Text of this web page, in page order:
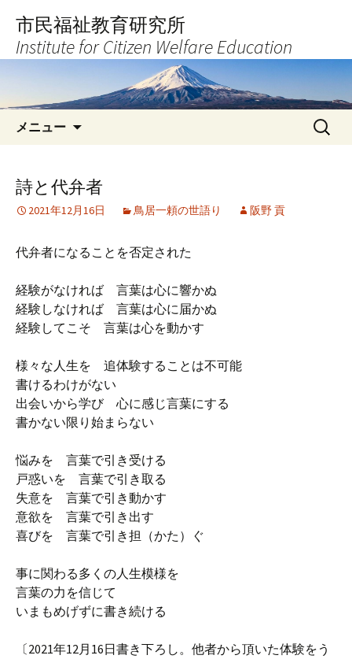
へ
キ
市民福祉教育研究所
Institute for Citizen Welfare Education
メニュー
検
索:
詩と代弁者
2021年12月16日 鳥居一頼の世語り 阪野 貢
代弁者になることを否定された
経験がなければ 言葉は心に響かぬ
経験しなければ 言葉は心に届かぬ
経験してこそ 言葉は心を動かす
様々な人生を 追体験することは不可能
書けるわけがない
出会いから学び 心に感じ言葉にする
書かない限り始まらない
悩みを 言葉で引き受ける
戸惑いを 言葉で引き取る
失意を 言葉で引き動かす
意欲を 言葉で引き出す
喜びを 言葉で引き担（かた）ぐ
事に関わる多くの人生模様を
言葉の力を信じて
いまもめげずに書き続ける
〔2021年12月16日書き下ろし。他者から頂いた体験をう